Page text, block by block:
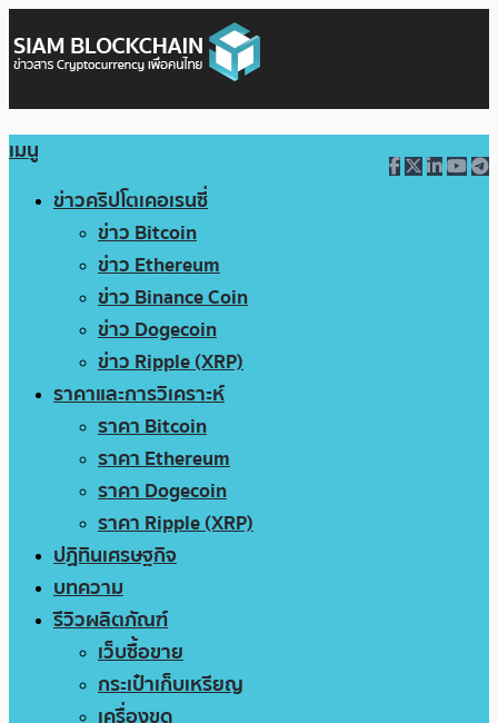
เมนู
ข่าวคริปโตเคอเรนซี่
ข่าว Bitcoin
ข่าว Ethereum
ข่าว Binance Coin
ข่าว Dogecoin
ข่าว Ripple (XRP)
ราคาและการวิเคราะห์
ราคา Bitcoin
ราคา Ethereum
ราคา Dogecoin
ราคา Ripple (XRP)
ปฏิทินเศรษฐกิจ
บทความ
รีวิวผลิตภัณฑ์
เว็บซื้อขาย
กระเป๋าเก็บเหรียญ